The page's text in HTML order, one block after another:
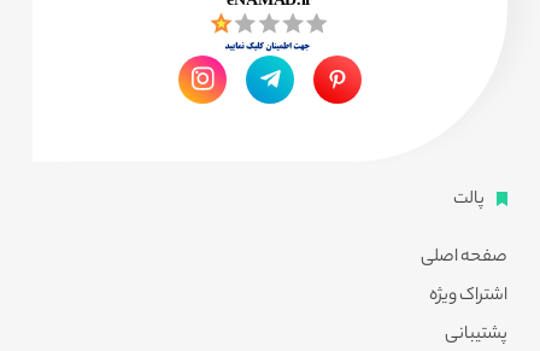
پالت
صفحه اصلی
اشتراک ویژه
پشتیبانی